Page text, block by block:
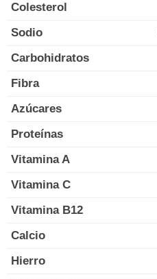
Colesterol
Sodio
Carbohidratos
Fibra
Azúcares
Proteínas
Vitamina A
Vitamina C
Vitamina B12
Calcio
Hierro